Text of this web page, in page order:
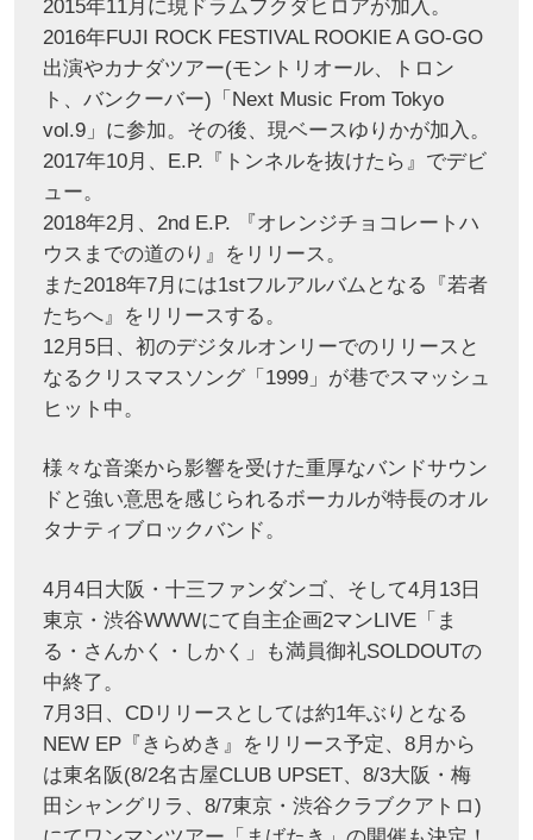
2015年11月に現ドラムフクダヒロアが加入。
2016年FUJI ROCK FESTIVAL ROOKIE A GO-GO
出演やカナダツアー(モントリオール、トロン
ト、バンクーバー)「Next Music From Tokyo
vol.9」に参加。その後、現ベースゆりかが加入。
2017年10月、E.P.『トンネルを抜けたら』でデビ
ュー。
2018年2月、2nd E.P. 『オレンジチョコレートハ
ウスまでの道のり』をリリース。
また2018年7月には1stフルアルバムとなる『若者
たちへ』をリリースする。
12月5日、初のデジタルオンリーでのリリースと
なるクリスマスソング「1999」が巷でスマッシュ
ヒット中。
様々な音楽から影響を受けた重厚なバンドサウン
ドと強い意思を感じられるボーカルが特長のオル
タナティブロックバンド。
4月4日大阪・十三ファンダンゴ、そして4月13日
東京・渋谷WWWにて自主企画2マンLIVE「ま
る・さんかく・しかく」も満員御礼SOLDOUTの
中終了。
7月3日、CDリリースとしては約1年ぶりとなる
NEW EP『きらめき』をリリース予定、8月から
は東名阪(8/2名古屋CLUB UPSET、8/3大阪・梅
田シャングリラ、8/7東京・渋谷クラブクアトロ)